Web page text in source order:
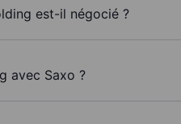
est-il négocié ?
avec Saxo ?